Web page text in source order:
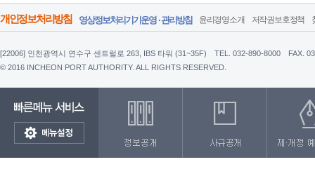
개인정보처리방침 영상정보처리기기운영 · 관리방침 윤리경영소개 저작권보호정책
[22006] 인천광역시 연수구 센트럴로 263, IBS 타워 (31~35F) TEL. 032-890-8000
FAX.
© 2016 INCHEON PORT AUTHORITY. ALL RIGHTS RESERVED.